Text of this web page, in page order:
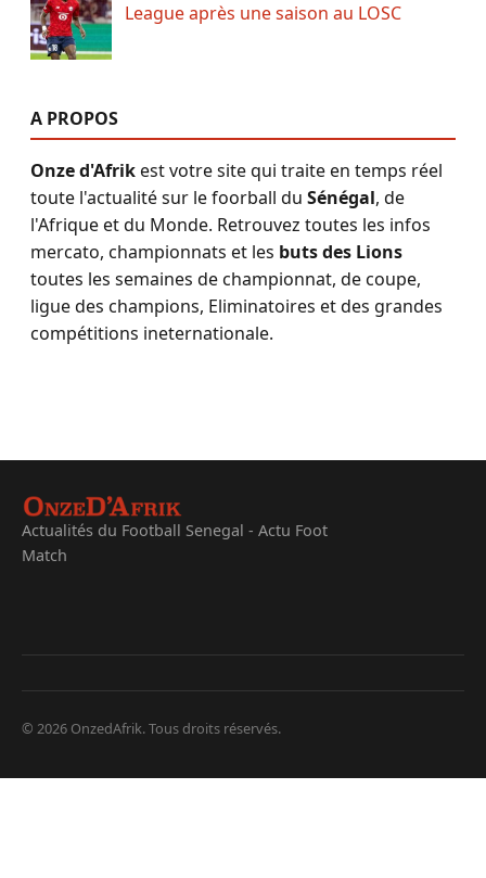
League après une saison au LOSC
A PROPOS
Onze d'Afrikest votre site qui traite en temps réel
toute l'actualité sur le foorball du Sénégal, de
l'Afrique et du Monde. Retrouvez toutes les infos
mercato, championnats et les buts des Lions
toutes les semaines de championnat, de coupe,
ligue des champions, Eliminatoires et des grandes
compétitions ineternationale.
Actualités du Football Senegal - Actu Foot
Match
© 2026 OnzedAfrik. Tous droits réservés.